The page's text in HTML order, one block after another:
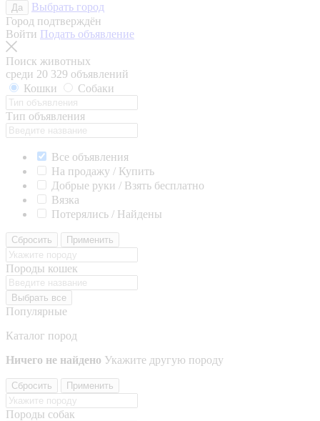
Да
Выбрать город
Город подтверждён
Войти Подать объявление
Поиск животных
среди 20 329 объявлений
Кошки
Собаки
Тип объявления
Все объявления
На продажу / Купить
Добрые руки / Взять бесплатно
Вязка
Потерялись / Найдены
Сбросить Применить
Породы кошек
Выбрать все
Популярные
Каталог пород
Ничего не найдено Укажите другую породу
Сбросить Применить
Породы собак